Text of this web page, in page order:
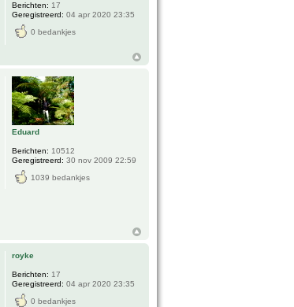
Berichten: 17
Geregistreerd: 04 apr 2020 23:35
0 bedankjes
Eduard
Berichten: 10512
Geregistreerd: 30 nov 2009 22:59
1039 bedankjes
royke
Berichten: 17
Geregistreerd: 04 apr 2020 23:35
0 bedankjes